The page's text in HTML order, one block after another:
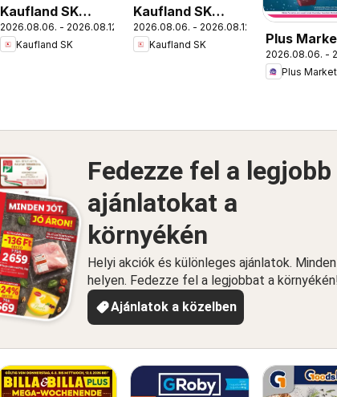
Kaufland SK
akciós újság
2026.08.06. - 2026.08.12.
Kaufland SK
Kaufland SK
Nonfood akciós
újság
2026.08.06. - 2026.08.12.
Kaufland SK
Plus
akciós
2026.08.06. -
Plus Market
Fedezze fel a legjobb
ajánlatokat a
környékén
Helyi akciók és különleges ajánlatok.
helyen. Fedezze fel a legjobbat a
Ajánlatok a közelben